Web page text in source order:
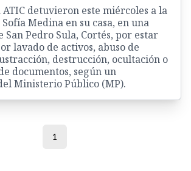
ATIC detuvieron este miércoles a la
Medina en su casa, en una
San Pedro Sula, Cortés, por estar
lavado de activos, abuso de
destrucción, ocultación o
documentos, según un
Ministerio Público (MP).
1